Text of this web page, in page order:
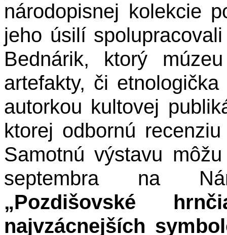
národopisnej kolekcie
jeho úsilí
Bednárik, ktorý
artefakty, či
autorkou kultovej
ktorej odbornú
Samotnú výstavu
septembra na
„Pozdišovské
najvzácnejších